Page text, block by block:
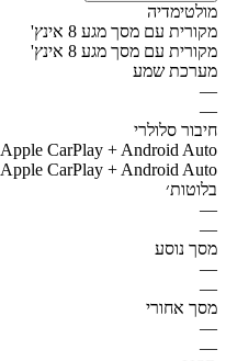
מולטימדיה
מקורית עם מסך מגע 8 אינץ'
מקורית עם מסך מגע 8 אינץ'
מערכת שמע
—
—
חיבור סלולרי
Apple CarPlay + Android Auto
Apple CarPlay + Android Auto
בלוטות׳
—
—
מסך נוסע
—
—
מסך אחורי
—
—